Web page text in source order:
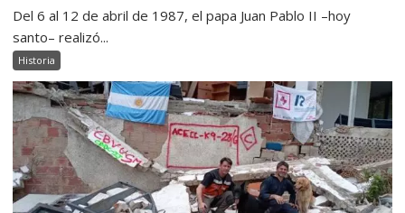
Del 6 al 12 de abril de 1987, el papa Juan Pablo II –hoy
santo– realizó...
Historia